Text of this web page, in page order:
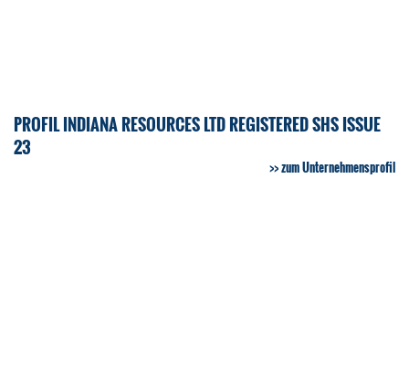
PROFIL INDIANA RESOURCES LTD REGISTERED SHS ISSUE
23
zum Unternehmensprofil